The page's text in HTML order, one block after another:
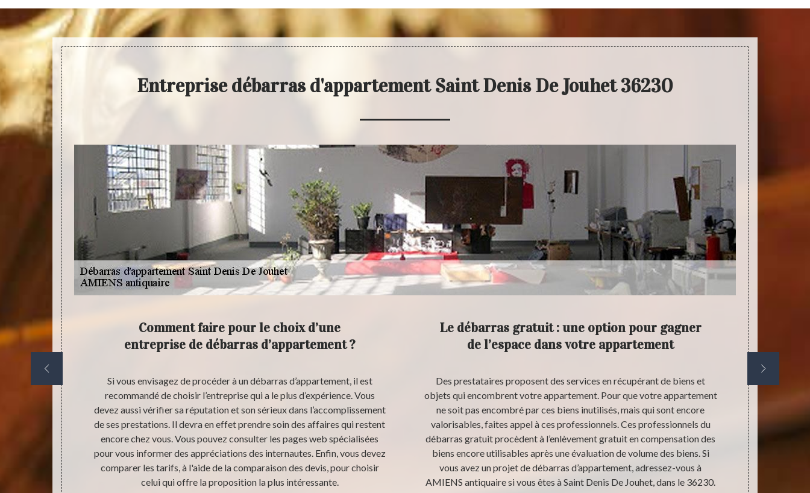
Entreprise débarras d'appartement Saint Denis De Jouhet 36230
pour
d’un
Comment faire pour le choix d’une
entreprise de débarras d’appartement ?
Si vous envisagez de procéder à un débarras d’appartement, il est
recommandé de choisir l’entreprise qui a le plus d’expérience. Vous
devez aussi vérifier sa réputation et son sérieux dans l’accomplissement
de ses prestations. Il devra en effet prendre soin des affaires qui restent
encore chez vous. Vous pouvez consulter les pages web spécialisées
pour vous informer des appréciations des internautes. Enfin, vous devez
comparer les tarifs, à l'aide de la comparaison des devis, pour choisir
celui qui offre la proposition la plus intéressante.
Le débarras gratuit : une option pour gagner
de l’espace dans votre appartement
Des prestataires proposent des services en récupérant de biens et
objets qui encombrent votre appartement. Pour que votre appartement
ne soit pas encombré par ces biens inutilisés, mais qui sont encore
valorisables, faites appel à ces professionnels. Ces professionnels du
débarras gratuit procèdent à l’enlèvement gratuit en compensation des
biens encore utilisables après une évaluation de volume des biens. Si
vous avez un projet de débarras d’appartement, adressez-vous à
AMIENS antiquaire si vous êtes à Saint Denis De Jouhet, dans le 36230.
mesure de
biens sont